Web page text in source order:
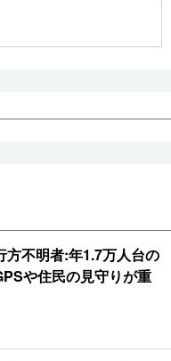
方不明者:年1.7万人台の
や住民の見守りが重